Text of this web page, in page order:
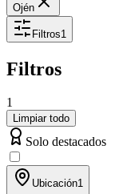
Ojén
Filtros1
Filtros
1
Limpiar todo
Solo destacados
Ubicación1